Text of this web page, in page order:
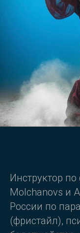
Инструктор
Molchanovs и
России по
(фристайл),